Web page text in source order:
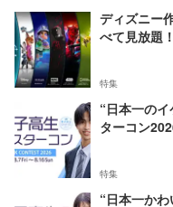
ディズニー
べて見放題
特集
“日本一の
ターコン
特集
“日本一か